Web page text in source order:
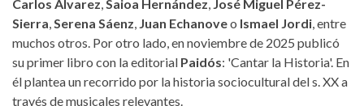
Carlos Álvarez Saioa Hernández José Miguel Pérez-
Sierra Serena Sáenz Juan Echanoveo Ismael Jordi , entre
muchos otros. Por otro lado, en noviembre de 2025 publicó
su primer libro con la editorial Paidós: 'Cantar la Historia'. En
él plantea un recorrido por la historia sociocultural del s. XX a
través de musicales relevantes.